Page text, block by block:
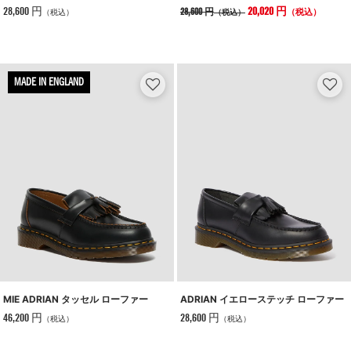
28,600 円 （税込）
28,600 円（税込） 20,020 円 （税込）
MADE IN ENGLAND
MIE ADRIAN タッセル ローファー
46,200 円 （税込）
ADRIAN イエローステッチ ローファー
28,600 円 （税込）